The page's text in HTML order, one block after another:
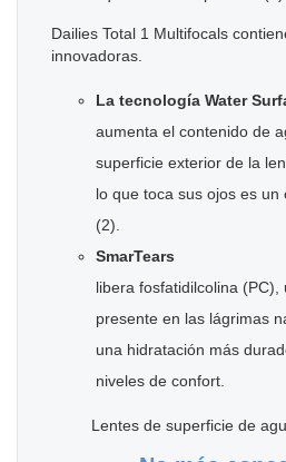
Dailies Total 1 Multifocals
innovadoras.
La tecnología Water
aumenta el contenido de
superficie exterior de la
lo que toca sus ojos es un
(2).
SmarTears
libera fosfatidilcolina (PC),
presente en las lágrimas
una hidratación más
niveles de confort.
Lentes de superficie de